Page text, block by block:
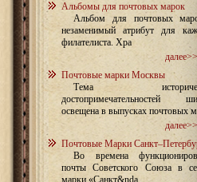
Альбомы для почтовых марок
Альбом для почтовых
незаменимый атрибут для
филателиста. Хра
далее>>
Почтовые марки Москвы
Тема
достопримечательностей
освещена в выпусках почтовых
далее>>
Почтовые Марки
Во времена
почты Советского Союза в
марки «Санкт&nda